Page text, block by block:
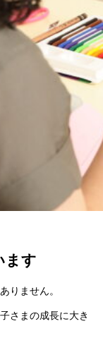
ます
りません。
さまの成長に大き